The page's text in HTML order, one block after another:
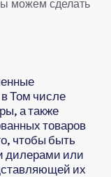
можем сделать
Том числе
а также
товаров
чтобы быть
дилерами или
их